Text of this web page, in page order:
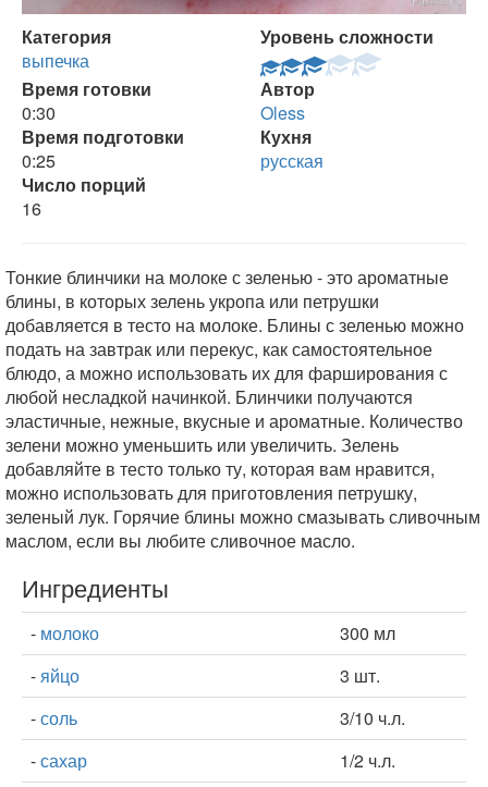
Категория
выпечка
Уровень сложности
Время готовки
0:30
Автор
Oless
Время подготовки
0:25
Кухня
русская
Число порций
16
Тонкие блинчики на молоке с зеленью - это ароматные
блины, в которых зелень укропа или петрушки
добавляется в тесто на молоке. Блины с зеленью можно
подать на завтрак или перекус, как самостоятельное
блюдо, а можно использовать их для фарширования с
любой несладкой начинкой. Блинчики получаются
эластичные, нежные, вкусные и ароматные. Количество
зелени можно уменьшить или увеличить. Зелень
добавляйте в тесто только ту, которая вам нравится,
можно использовать для приготовления петрушку,
зеленый лук. Горячие блины можно смазывать сливочным
маслом, если вы любите сливочное масло.
Ингредиенты
- молоко
300 мл
-яйцо
3 шт.
-соль
3/10 ч.л.
-сахар
1/2 ч.л.